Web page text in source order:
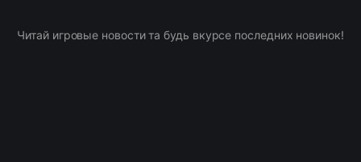
Читай игровые новости та будь вкурсе последних новинок!